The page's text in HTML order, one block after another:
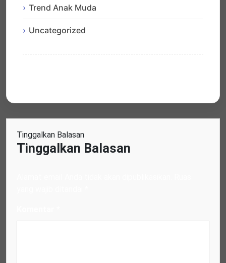
Trend Anak Muda
Uncategorized
Tinggalkan Balasan
Tinggalkan Balasan